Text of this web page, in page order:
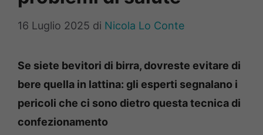
16 Luglio 2025 di Nicola Lo Conte
Se siete bevitori di birra, dovreste evitare di
bere quella in lattina: gli esperti segnalano i
pericoli che ci sono dietro questa tecnica di
confezionamento